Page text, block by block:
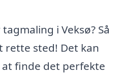
i Veksø? Så
rette sted! Det kan
finde det perfekte